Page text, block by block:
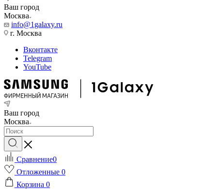
Ваш город
Москва
info@1galaxy.ru
г. Москва
Вконтакте
Telegram
YouTube
Ваш город
Москва
Сравнение0
Отложенные 0
Корзина 0